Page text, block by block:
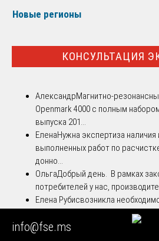
Новые регионы
КОНСУЛЬТАЦИЯ
АлександрМагнитно-
Openmark 4000 с полным
выпуска 201...
ЕленаНужна экспертиза наличия
выполненных работ по
донно...
ОльгаДобрый день. В рамках
потребителей у нас,
Елена Рубисвозникла
процентной ставки по
вопросы: ...
info@fse.ms